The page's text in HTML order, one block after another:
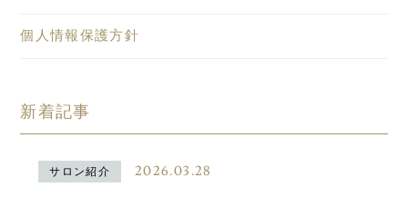
個人情報保護方針
新着記事
サロン紹介 2026.03.28